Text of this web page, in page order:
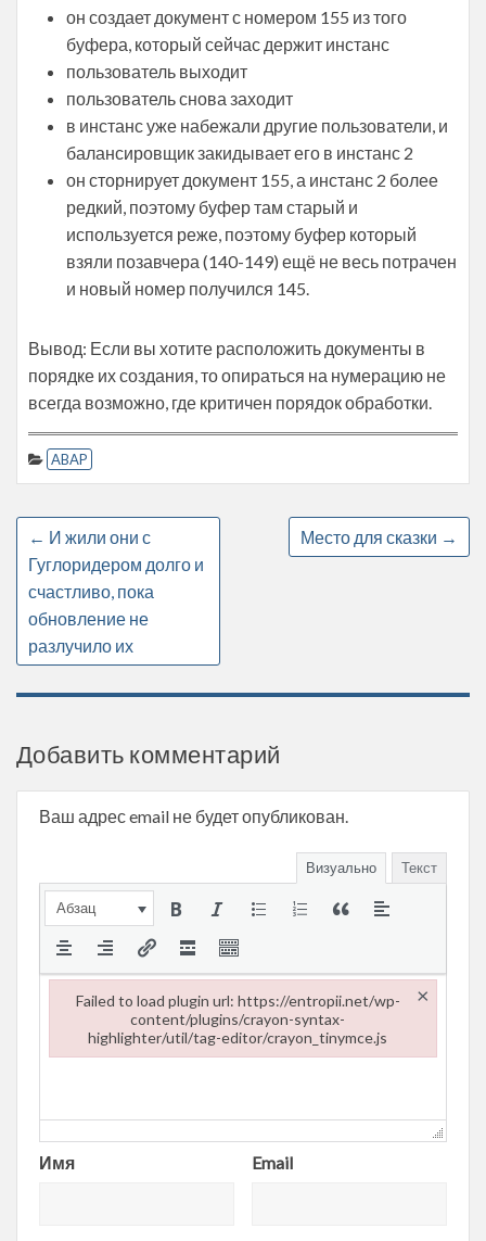
он создает документ с номером 155 из того
буфера, который сейчас держит инстанс
пользователь выходит
пользователь снова заходит
в инстанс уже набежали другие пользователи, и
балансировщик закидывает его в инстанс 2
он сторнирует документ 155, а инстанс 2 более
редкий, поэтому буфер там старый и
используется реже, поэтому буфер который
взяли позавчера (140-149) ещё не весь потрачен
и новый номер получился 145.
Вывод: Если вы хотите расположить документы в
порядке их создания, то опираться на нумерацию не
всегда возможно, где критичен порядок обработки.
ABAP
← И жили они с
Гуглоридером долго и
счастливо, пока
обновление не
разлучило их
Место для сказки →
Добавить комментарий
Ваш адрес email не будет опубликован.
Визуально Текст
Абзац
Имя Email
Failed to load plugin url: https://entropii.net/wp-
content/plugins/crayon-syntax-
highlighter/util/tag-editor/crayon_tinymce.js
×
Failed to load plugin url: https://entropii.net/wp-content/